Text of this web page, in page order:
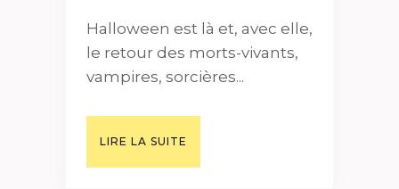
Halloween est là et, avec elle,
le retour des morts-vivants,
vampires, sorcières...
LIRE LA SUITE